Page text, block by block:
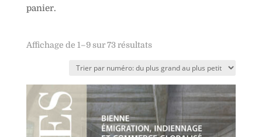
panier.
Affichage de 1–9 sur 73 résultats